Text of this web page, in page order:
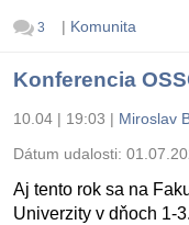
3 | Komunita
Konferencia
10.04 | 19:03 | Miroslav
Dátum udalosti:
Aj tento rok sa na
Univerzity v dňoch 1-